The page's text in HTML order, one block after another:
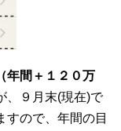
年間＋１２０万
、９月末(現在)で
すので、年間の目